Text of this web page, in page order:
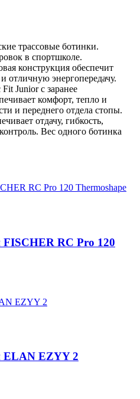
трассовые ботинки.
в спортшколе.
конструкция обеспечит
энергопередачу.
Junior с заранее
комфорт, тепло и
и переднего отдела стопы.
отдачу, гибкость,
Вес одного ботинка
RC Pro 120
ELAN EZYY 2